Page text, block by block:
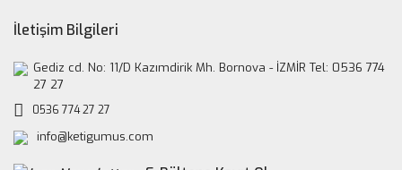
İletişim Bilgileri
Gediz cd. No: 11/D Kazımdirik Mh. Bornova - İZMİR Tel: 0536 774
27 27
0536 774 27 27
info@ketigumus.com